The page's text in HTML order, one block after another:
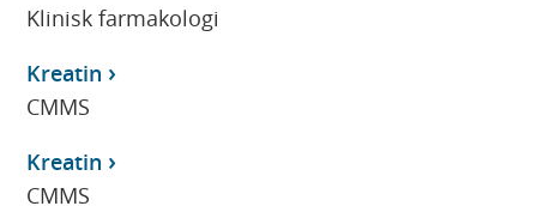
Klinisk farmakologi
Kreatin
CMMS
Kreatin
CMMS